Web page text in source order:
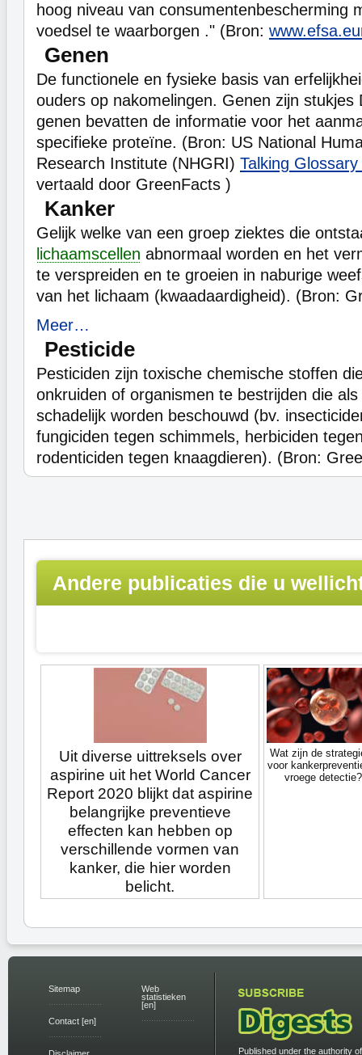
hoog niveau van consumentenbescherming
voedsel te waarborgen ." (Bron:
Genen
De functionele en fysieke basis van
ouders op nakomelingen. Genen zijn stukjes
genen bevatten de informatie voor het
specifieke proteïne. (Bron: US National
Research Institute (NHGRI) Talking
vertaald door GreenFacts )
Kanker
Gelijk welke van een groep ziektes die
lichaamscellen abnormaal worden en het
te verspreiden en te groeien in naburige
van het lichaam (kwaadaardigheid). (Bron:
Meer…
Pesticide
Pesticiden zijn toxische chemische stoffen
onkruiden of organismen te bestrijden die
schadelijk worden beschouwd (bv.
fungiciden tegen schimmels, herbiciden
rodenticiden tegen knaagdieren). (Bron:
Andere publicaties die u
Uit diverse uittreksels over
aspirine uit het World Cancer
Report 2020 blijkt dat aspirine
belangrijke preventieve
effecten kan hebben op
verschillende vormen van
kanker, die hier worden
belicht.
Wat zijn de
voor
vroege detectie?
Sitemap
Contact [en]
Web
statistieken
[en]
Published under the authority